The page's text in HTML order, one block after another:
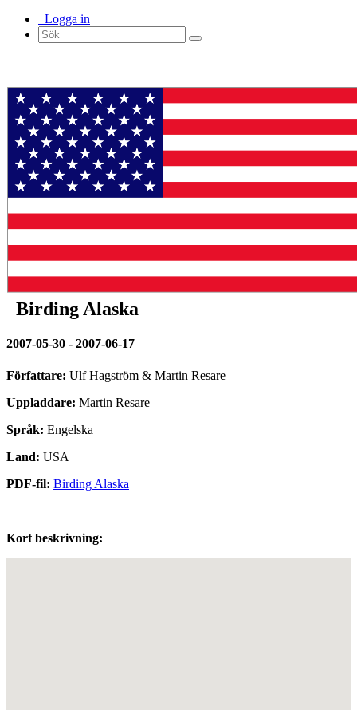
Logga in
Birding Alaska
2007-05-30 - 2007-06-17
Författare: Ulf Hagström & Martin Resare
Uppladdare: Martin Resare
Språk: Engelska
Land: USA
PDF-fil: Birding Alaska
Kort beskrivning: